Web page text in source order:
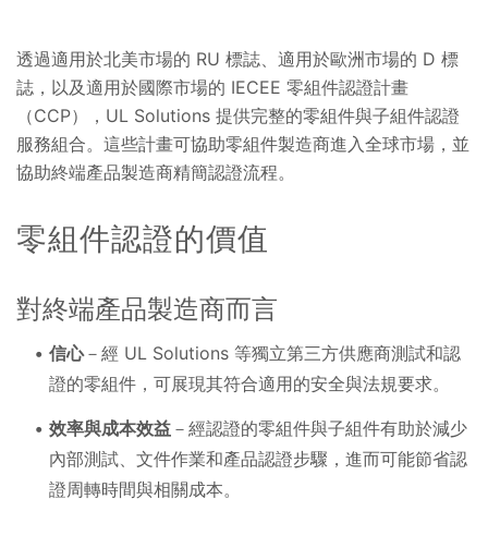
透過適用於北美市場的 RU 標誌、適用於歐洲市場的 D 標
誌，以及適用於國際市場的 IECEE 零組件認證計畫
（CCP），UL Solutions 提供完整的零組件與子組件認證
服務組合。這些計畫可協助零組件製造商進入全球市場，並
協助終端產品製造商精簡認證流程。
零組件認證的價值
對終端產品製造商而言
信心－經 UL Solutions 等獨立第三方供應商測試和認
證的零組件，可展現其符合適用的安全與法規要求。
效率與成本效益 －經認證的零組件與子組件有助於減少
內部測試、文件作業和產品認證步驟，進而可能節省認
證周轉時間與相關成本。